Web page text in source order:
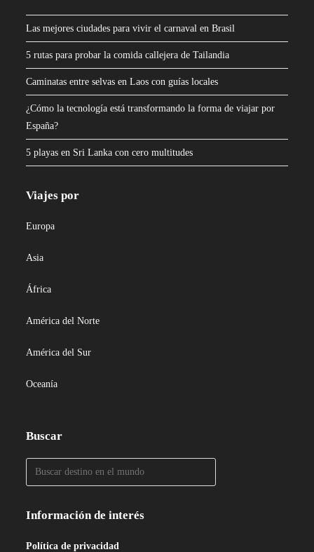
Las mejores ciudades para vivir el carnaval en Brasil
5 rutas para probar la comida callejera de Tailandia
Caminatas entre selvas en Laos con guías locales
¿Cómo la tecnología está transformando la forma de viajar por
España?
5 playas en Sri Lanka con cero multitudes
Viajes por
Europa
Asia
África
América del Norte
América del Sur
Oceanía
Buscar
Información de interés
Política de privacidad